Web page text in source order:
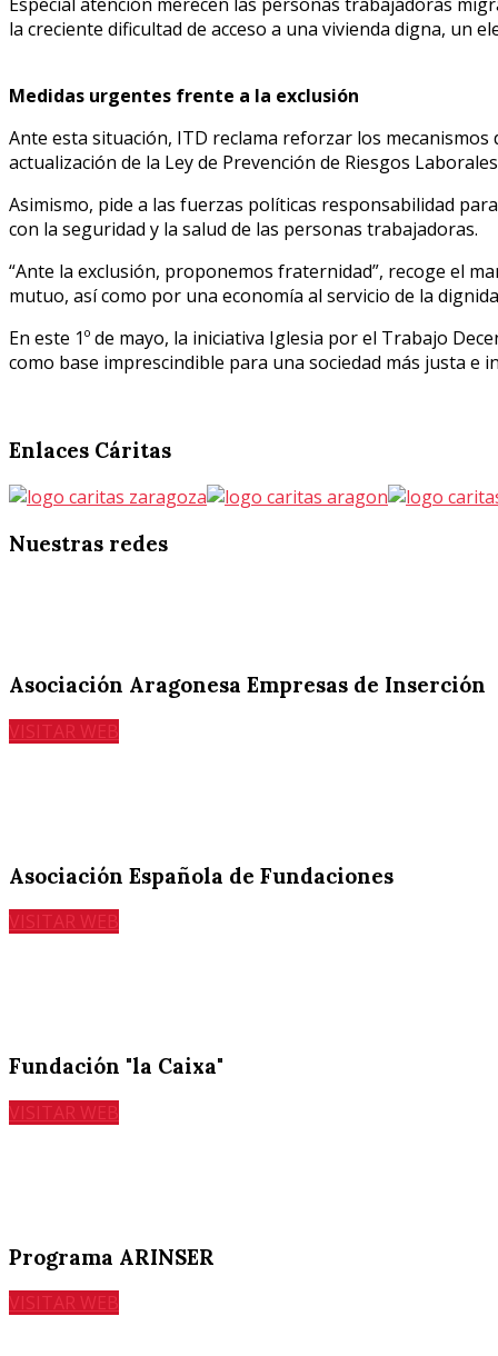
la creciente dificultad de acceso a una vivienda digna, un
Medidas urgentes frente a la exclusión
Ante esta situación, ITD reclama reforzar los
actualización de la Ley de Prevención de Riesgos
Asimismo, pide a las fuerzas políticas responsabilidad
con la seguridad y la salud de las personas trabajadoras.
“Ante la exclusión, proponemos fraternidad”, recoge el
mutuo, así como por una economía al servicio de la
En este 1º de mayo, la iniciativa Iglesia por el Trabajo
como base imprescindible para una sociedad más justa e
Enlaces Cáritas
Nuestras redes
Asociación Aragonesa Empresas de Inserción
VISITAR WEB
Asociación Española de Fundaciones
VISITAR WEB
Fundación "la Caixa"
VISITAR WEB
Programa ARINSER
VISITAR WEB